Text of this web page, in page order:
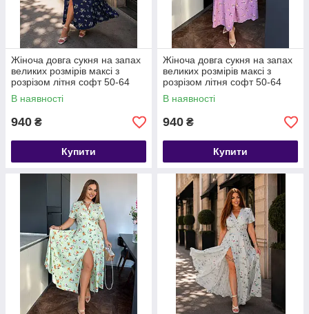
Жіноча довга сукня на запах
великих розмірів максі з
розрізом літня софт 50-64
В наявності
940 ₴
Купити
Жіноча довга сукня на запах
великих розмірів максі з
розрізом літня софт 50-64
В наявності
940 ₴
Купити